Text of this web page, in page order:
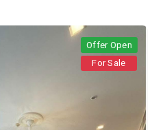
Offer Open
For Sale